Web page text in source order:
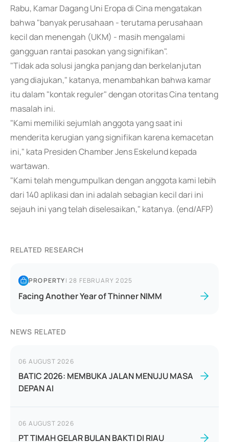
Rabu, Kamar Dagang Uni Eropa di Cina mengatakan
bahwa "banyak perusahaan - terutama perusahaan
kecil dan menengah (UKM) - masih mengalami
gangguan rantai pasokan yang signifikan".
"Tidak ada solusi jangka panjang dan berkelanjutan
yang diajukan," katanya, menambahkan bahwa kamar
itu dalam "kontak reguler" dengan otoritas Cina tentang
masalah ini.
"Kami memiliki sejumlah anggota yang saat ini
menderita kerugian yang signifikan karena kemacetan
ini," kata Presiden Chamber Jens Eskelund kepada
wartawan.
"Kami telah mengumpulkan dengan anggota kami lebih
dari 140 aplikasi dan ini adalah sebagian kecil dari ini
sejauh ini yang telah diselesaikan," katanya. (end/AFP)
RELATED RESEARCH
PROPERTY|28 FEBRUARY 2025
Facing Another Year of Thinner NIMM
NEWS RELATED
06 AUGUST 2026
BATIC 2026: MEMBUKA JALAN MENUJU MASA
DEPAN AI
06 AUGUST 2026
PT TIMAH GELAR BULAN BAKTI DI RIAU